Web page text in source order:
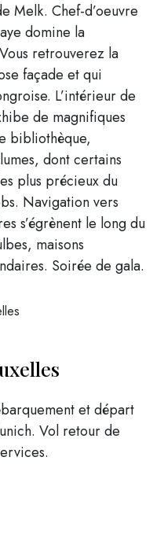
Melk. Chef-d’oeuvre
domine la
retrouverez la
façade et qui
L’intérieur de
de magnifiques
bibliothèque,
dont certains
plus précieux du
Navigation vers
s’égrènent le long du
maisons
Soirée de gala.
et départ
Vol retour de